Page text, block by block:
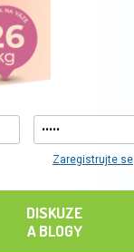
Zaregistrujte se
DISKUZE
A BLOGY